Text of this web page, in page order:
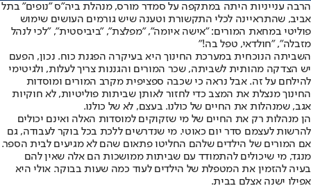
הרבה ענייניות היתה במתקפה על סמדר מורס, מנהלת ביה"ס "נופים" בתל
אביב, שהתראיינה לכלי התקשורת וטענה שיש גורמים העושים שימוש
פוליטי במחאת המורים: "אישה איומה", "מפלצת", "ביביסטית", "לכי לנהל
מזבלה", "חולדאי, טפל בה!"
השביתה הנוכחית במערכת החינוך היא בעיקרה הפגנת כוח. נכון, הפעם
יש הצדקה מהותית לשביתה, שכר המורים והגננות צריך לעלות, ולגיטימי
להילחם על זה. אבל נראה כי שכבה ספציפית מקרב המורים ומוסדות
החינוך מנצלת את המצב כדי לחזור לאותן שביתות פוליטיות, לא חוקיות
אגב, שמנהלות את החיים של כולנו. בעצם, לא של כולנו.
הן מנהלות רק את החיים של מי שזקוקים למוסדות האלה ואינם יכולים
להרשות לעצמם סדר יום כאוטי. מי שנדרשים ללכת בכל בוקר לעבודה, גם
אם המורים של הילדים שלהם החליטו פתאום שהם לא מגיעים לבית הספר.
מנגד, מי שיכולים להתמודד עם שביתות ממושכות הם אלה שאין להם
בעיה להזמין את המטפלת של הילדים לעוד כמה שעות בבוקר. אולי היא
אפילו ישנה אצלם בבית.